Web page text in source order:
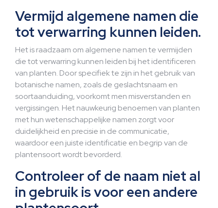
Vermijd algemene namen die
tot verwarring kunnen leiden.
Het is raadzaam om algemene namen te vermijden
die tot verwarring kunnen leiden bij het identificeren
van planten. Door specifiek te zijn in het gebruik van
botanische namen, zoals de geslachtsnaam en
soortaanduiding, voorkomt men misverstanden en
vergissingen. Het nauwkeurig benoemen van planten
met hun wetenschappelijke namen zorgt voor
duidelijkheid en precisie in de communicatie,
waardoor een juiste identificatie en begrip van de
plantensoort wordt bevorderd.
Controleer of de naam niet al
in gebruik is voor een andere